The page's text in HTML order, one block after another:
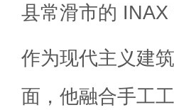
县常滑市的 INAX
作为现代主义建
面，他融合手工